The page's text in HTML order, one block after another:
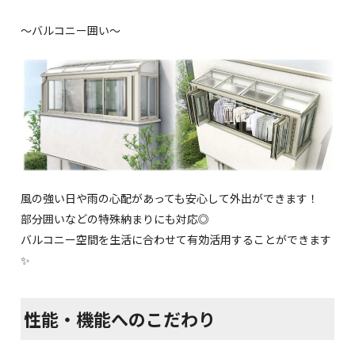
～バルコニー囲い～
風の強い日や雨の心配があっても安心して外出ができます！
部分囲いなどの特殊納まりにも対応◎
バルコニー空間を生活に合わせて有効活用することができます
✨
性能・機能へのこだわり